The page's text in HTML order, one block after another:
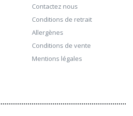
Contactez nous
Conditions de retrait
Allergènes
Conditions de vente
Mentions légales